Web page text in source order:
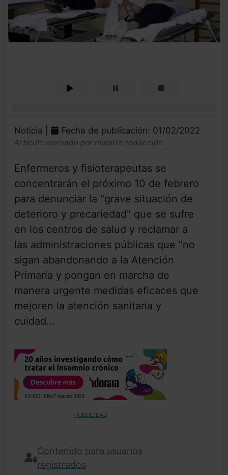
Noticia | Fecha de publicación: 01/02/2022
Artículo revisado por nuestra redacción
Enfermeros y fisioterapeutas se
concentrarán el próximo 10 de febrero
para denunciar la "grave situación de
deterioro y precariedad" que se sufre
en los centros de salud y reclamar a
las administraciones públicas que "no
sigan abandonando a la Atención
Primaria y pongan en marcha de
manera urgente medidas eficaces que
mejoren la atención sanitaria y
cuidad...
PUBLICIDAD
Contenido para usuarios
registrados